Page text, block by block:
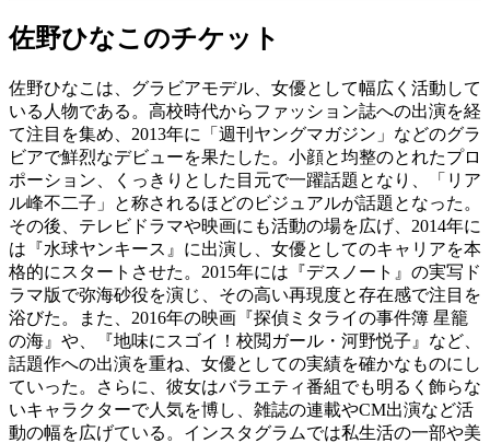
佐野ひなこのチケット
佐野ひなこは、グラビアモデル、女優として幅広く活動して
いる人物である。高校時代からファッション誌への出演を経
て注目を集め、2013年に「週刊ヤングマガジン」などのグラ
ビアで鮮烈なデビューを果たした。小顔と均整のとれたプロ
ポーション、くっきりとした目元で一躍話題となり、「リア
ル峰不二子」と称されるほどのビジュアルが話題となった。
その後、テレビドラマや映画にも活動の場を広げ、2014年に
は『水球ヤンキース』に出演し、女優としてのキャリアを本
格的にスタートさせた。2015年には『デスノート』の実写ド
ラマ版で弥海砂役を演じ、その高い再現度と存在感で注目を
浴びた。また、2016年の映画『探偵ミタライの事件簿 星籠
の海』や、『地味にスゴイ！校閲ガール・河野悦子』など、
話題作への出演を重ね、女優としての実績を確かなものにし
ていった。さらに、彼女はバラエティ番組でも明るく飾らな
いキャラクターで人気を博し、雑誌の連載やCM出演など活
動の幅を広げている。インスタグラムでは私生活の一部や美